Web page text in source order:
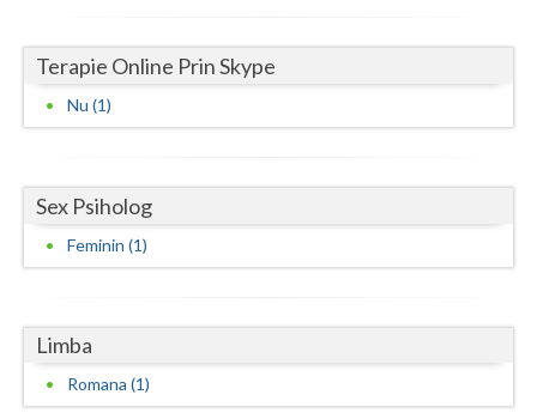
Vrancea
Examinare si avizare psihologica in vederea obt... (1)
Examinare si avizare psihologica in vederea obt... (1)
Examinari psihologice in vederea evaluarii depr... (1)
Examinari psihologice in vederea evaluarii star... (1)
Examinari psihologice in vederea obtinerii pens... (1)
Terapie suportiva pentru persoanele care sufera... (1)
Terapie Online Prin Skype
Nu (1)
Sex Psiholog
Feminin (1)
Limba
Romana (1)